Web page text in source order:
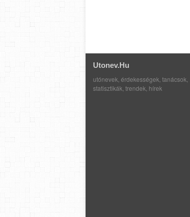
Utonev.hu
utónevek, érdekességek, tanácsok,
statisztikák, trendek, hírek